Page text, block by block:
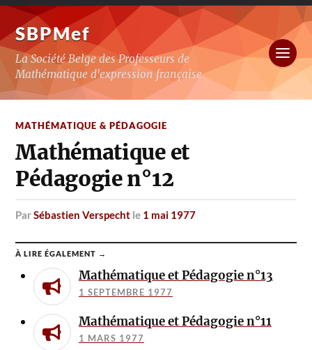
SBPMef
La Société Belge des Professeurs de
Mathématique d'expression française
MATHÉMATIQUE & PÉDAGOGIE
Mathématique et
Pédagogie n°12
parSébastien Verspecht le 1 mai 1977
À LIRE ÉGALEMENT →
Mathématique et Pédagogie n°13
1 SEPTEMBRE 1977
Mathématique et Pédagogie n°11
1 MARS 1977